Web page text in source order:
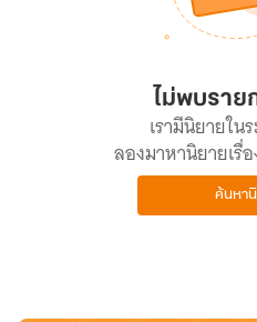
ไม่พบราย
เรามีนิยายใน
ลองมาหานิยายเ
ค้นหา